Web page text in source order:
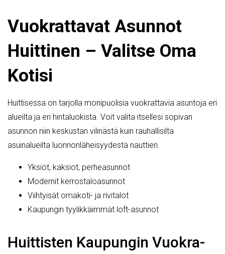
Vuokrattavat Asunnot
Huittinen – Valitse Oma
Kotisi
Huittisessa on tarjolla monipuolisia vuokrattavia asuntoja eri
alueilta ja eri hintaluokista. Voit valita itsellesi sopivan
asunnon niin keskustan vilinästä kuin rauhallisilta
asuinalueilta luonnonläheisyydestä nauttien.
Yksiöt, kaksiot, perheasunnot
Modernit kerrostaloasunnot
Viihtyisät omakoti- ja rivitalot
Kaupungin tyylikkäimmät loft-asunnot
Huittisten Kaupungin Vuokra-